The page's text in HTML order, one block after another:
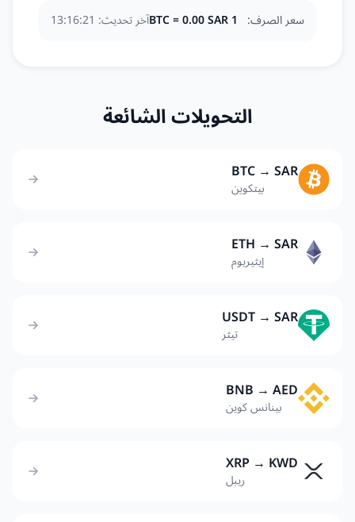
سعر الصرف: 1 BTC = 0.00 SAR آخر تحديث: 13:16:21
التحويلات الشائعة
BTC → SAR
بيتكوين
ETH → SAR
إيثيريوم
USDT → SAR
تيثر
BNB → AED
بينانس كوين
XRP → KWD
ريبل